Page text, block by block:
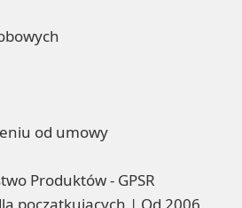
od umowy
Produktów - GPSR
początkujących | Od 2006